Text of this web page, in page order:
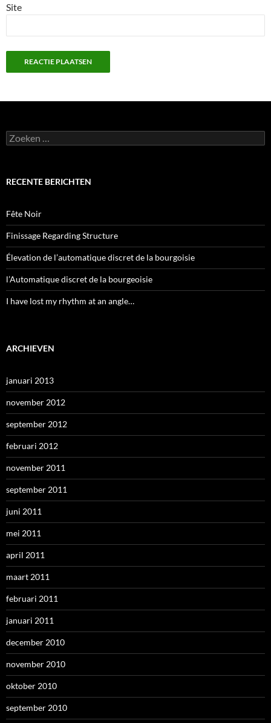
Site
Zoeken
naar:
RECENTE BERICHTEN
Fête Noir
Finissage Regarding Structure
Élevation de l’automatique discret de la bourgoisie
l’Automatique discret de la bourgeoisie
I have lost my rhythm at an angle…
ARCHIEVEN
januari 2013
november 2012
september 2012
februari 2012
november 2011
september 2011
juni 2011
mei 2011
april 2011
maart 2011
februari 2011
januari 2011
december 2010
november 2010
oktober 2010
september 2010